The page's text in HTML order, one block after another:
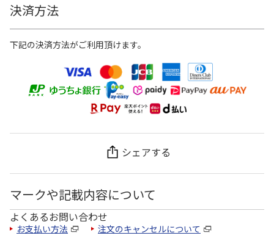
決済方法
下記の決済方法がご利用頂けます。
シェアする
マークや記載内容について
よくあるお問い合わせ
お支払い方法 注文のキャンセルについて